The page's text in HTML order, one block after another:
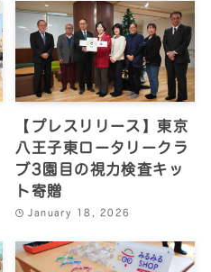
【プレスリリース】東京
八王子東ロータリークラ
ブ3園目の視力検査キッ
ト寄贈
January 18, 2026